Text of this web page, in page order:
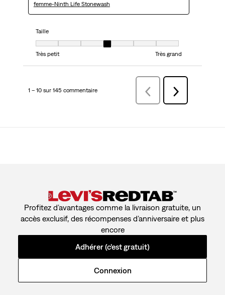
femme-Ninth Life Stonewash
Taille
Taille, 4 sur 7, où 1 est égal à Très petit et 7 est égal à Très grand
Très petit
Très grand
1 – 10 sur 145 commentaire Précédentcommentaire
Suivant
commentaire
Profitez d’avantages comme la livraison gratuite, un
accès exclusif, des récompenses d’anniversaire et plus
encore
Adhérer (c’est gratuit)
Connexion